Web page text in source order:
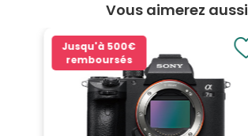
Vous aimerez aussi
Jusqu'à 500€
remboursés